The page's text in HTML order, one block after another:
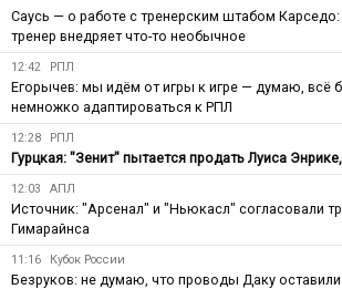
Саусь — о работе с тренерским штабом Карседо:
тренер внедряет что-то необычное
12:42 РПЛ
Егорычев: мы идём от игры к игре — думаю, всё
немножко адаптироваться к РПЛ
12:28 РПЛ
Гурцкая: "Зенит" пытается продать Луиса
12:03 АПЛ
Источник: "Арсенал" и "Ньюкасл" согласовали
Гимарайнса
11:16 Кубок России
Безруков: не думаю, что проводы Даку оставили